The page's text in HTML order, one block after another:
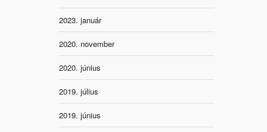
2023. január
2020. november
2020. június
2019. július
2019. június